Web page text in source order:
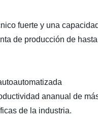
fuerte y una
de producción de hasta
ananual de
de la industria.